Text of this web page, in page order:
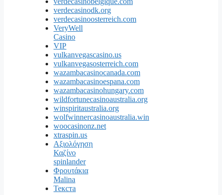
verdecasinodk.org
verdecasinoosterreich.com
VeryWell
Casino
VIP
vulkanvegascasino.us
vulkanvegasosterreich.com
wazambacasinocanada.com
wazambacasinoespana.com
wazambacasinohungary.com
wildfortunecasinoaustralia.org
winspiritaustralia.org
wolfwinnercasinoaustralia.win
woocasinonz.net
xtraspin.us
Αξιολόγηση
Καζίνο
spinlander
Φρουτάκια
Malina
Текста